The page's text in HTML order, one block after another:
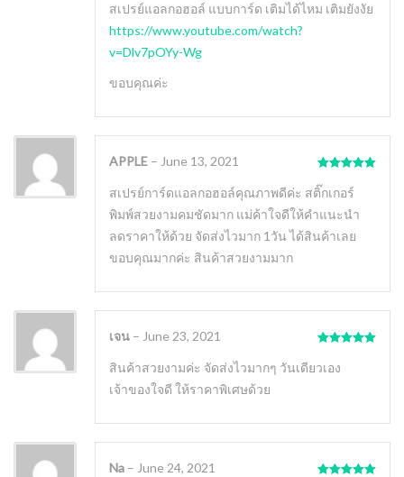
สเปรย์แอลกอฮอล์ แบบการ์ด เติมได้ไหม เติมยังงัย
https://www.youtube.com/watch?
v=Dlv7pOYy-Wg
ขอบคุณค่ะ
of 5
APPLE – June 13, 2021
สเปรย์การ์ดแอลกอฮอล์คุณภาพดีค่ะ สติ๊กเกอร์
พิมพ์สวยงามคมชัดมาก แม่ค้าใจดีให้คำแนะนำ
ลดราคาให้ด้วย จัดส่งไวมาก 1วัน ได้สินค้าเลย
ขอบคุณมากค่ะ สินค้าสวยงามมาก
of 5
เจน – June 23, 2021
สินค้าสวยงามค่ะ จัดส่งไวมากๆ วันเดียวเอง
เจ้าของใจดี ให้ราคาพิเศษด้วย
Na – June 24, 2021